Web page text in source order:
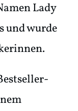
Lady
und wurde